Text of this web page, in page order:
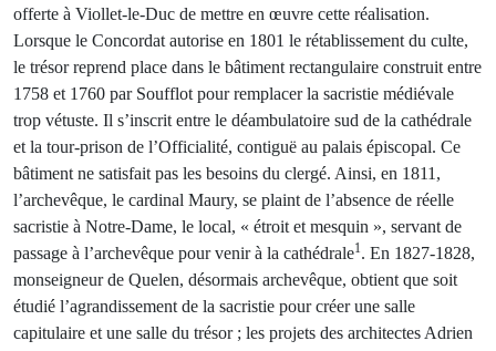
offerte à Viollet-le-Duc de mettre en œuvre cette réalisation.
Lorsque le Concordat autorise en 1801 le rétablissement du culte,
le trésor reprend place dans le bâtiment rectangulaire construit entre
1758 et 1760 par Soufflot pour remplacer la sacristie médiévale
trop vétuste. Il s’inscrit entre le déambulatoire sud de la cathédrale
et la tour-prison de l’Officialité, contiguë au palais épiscopal. Ce
bâtiment ne satisfait pas les besoins du clergé. Ainsi, en 1811,
l’archevêque, le cardinal Maury, se plaint de l’absence de réelle
sacristie à Notre-Dame, le local, « étroit et mesquin », servant de
passage à l’archevêque pour venir à la cathédrale1. En 1827-1828,
monseigneur de Quelen, désormais archevêque, obtient que soit
étudié l’agrandissement de la sacristie pour créer une salle
capitulaire et une salle du trésor ; les projets des architectes Adrien